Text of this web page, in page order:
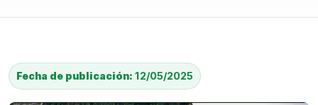
Fecha de publicación: 12/05/2025